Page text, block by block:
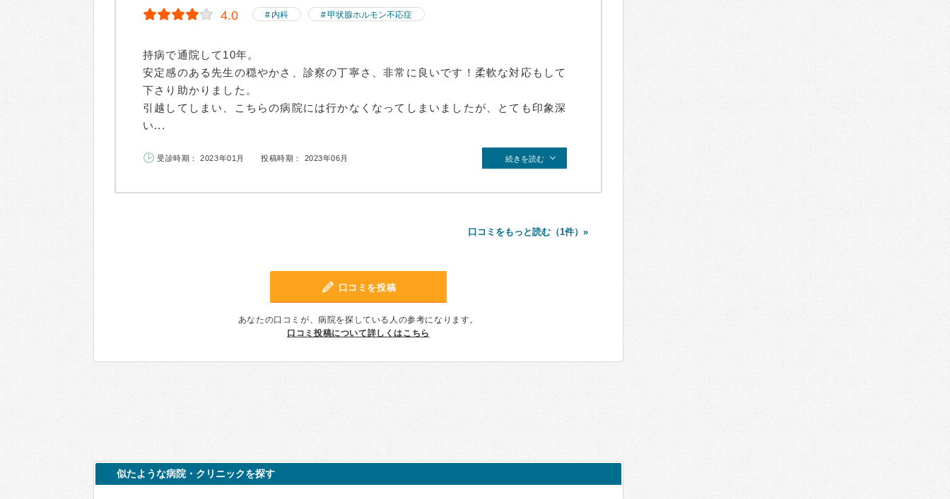
4.0 内科 甲状腺ホルモン不応症
持病で通院して10年。
安定感のある先生の穏やかさ、診察の丁寧さ、非常に良いです！柔軟な対応もして
下さり助かりました。
引越してしまい、こちらの病院には行かなくなってしまいましたが、とても印象深
い...
受診時期： 2023年01月 投稿時期： 2023年06月 続きを読む
口コミをもっと読む（1件）»
口コミを投稿
あなたの口コミが、病院を探している人の参考になります。
口コミ投稿について詳しくはこちら
似たような病院・クリニックを探す